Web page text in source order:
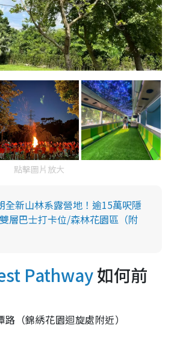
點擊圖片放大
全新山林系露營地！逾15萬呎隱
層巴士打卡位/森林花園區（附
Pathway如何前
（錦綉花園迴旋處附近）